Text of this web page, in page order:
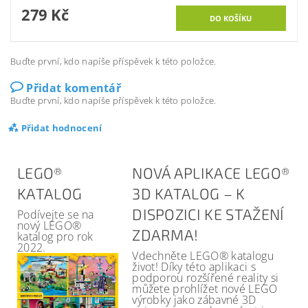
279 Kč
Buďte první, kdo napíše příspěvek k této položce.
Přidat komentář
Buďte první, kdo napíše příspěvek k této položce.
Přidat hodnocení
LEGO®
KATALOG
Podívejte se na
nový LEGO®
katalog pro rok
2022.
NOVÁ APLIKACE LEGO®
3D KATALOG – K
DISPOZICI KE STAŽENÍ
ZDARMA!
Vdechněte LEGO® katalogu
život! Díky této aplikaci s
podporou rozšířené reality si
můžete prohlížet nové LEGO
výrobky jako zábavné 3D